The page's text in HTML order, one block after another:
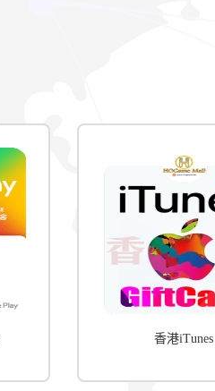
香港iTunes